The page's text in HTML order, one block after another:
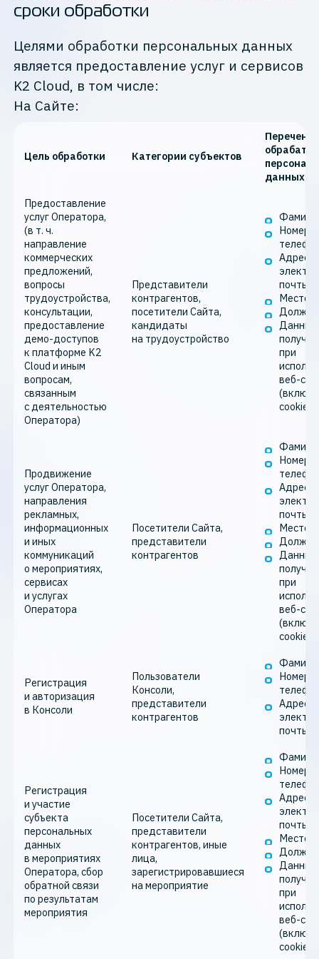
сроки обработки
Целями обработки персональных данных
является предоставление услуг и сервисов
K2 Cloud, в том числе:
На Сайте:
Цель обработки Категории субъектов
Перечень
данных
Предоставление
услуг Оператора,
(в т. ч.
направление
коммерческих
предложений,
вопросы
трудоустройства,
консультации,
предоставление
демо-доступов
к платформе K2
Cloud и иным
вопросам,
связанным
с деятельностью
Оператора)
Представители
контрагентов,
посетители Сайта,
кандидаты
на трудоустройство
Номер
Адрес
почты
Место
Данные,
при
веб-
cookie-
Продвижение
услуг Оператора,
направления
рекламных,
информационных
и иных
коммуникаций
о мероприятиях,
сервисах
и услугах
Оператора
Посетители Сайта,
представители
контрагентов
Номер
Адрес
почты
Место
Данные,
при
веб-
cookie-
Регистрация
и авторизация
в Консоли
Пользователи
Консоли,
представители
контрагентов
Номер
Адрес
почты
Регистрация
и участие
субъекта
персональных
данных
в мероприятиях
Оператора, сбор
обратной связи
по результатам
мероприятия
Посетители Сайта,
представители
контрагентов, иные
лица,
зарегистрировавшиеся
на мероприятие
Номер
Адрес
почты
Место
Данные,
при
веб-
cookie-